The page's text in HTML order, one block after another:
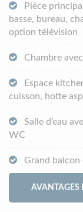
Pièce
basse, bureau,
option télévision
Chambre
Espace
cuisson, hotte
Salle d’eau
WC
Grand balcon
AVANTAGES